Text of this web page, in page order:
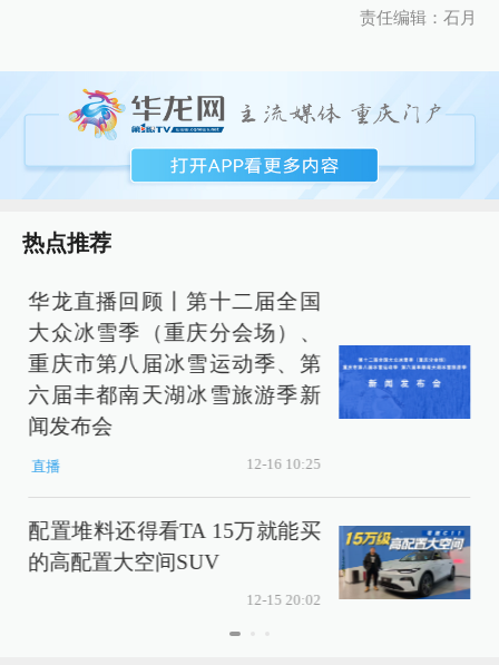
责任编辑：石月
热点推荐
华龙直播回顾丨第十二届全国
大众冰雪季（重庆分会场）、
重庆市第八届冰雪运动季、第
六届丰都南天湖冰雪旅游季新
闻发布会
直播 12-16 10:25
配置堆料还得看TA 15万就能买
的高配置大空间SUV
12-15 20:02